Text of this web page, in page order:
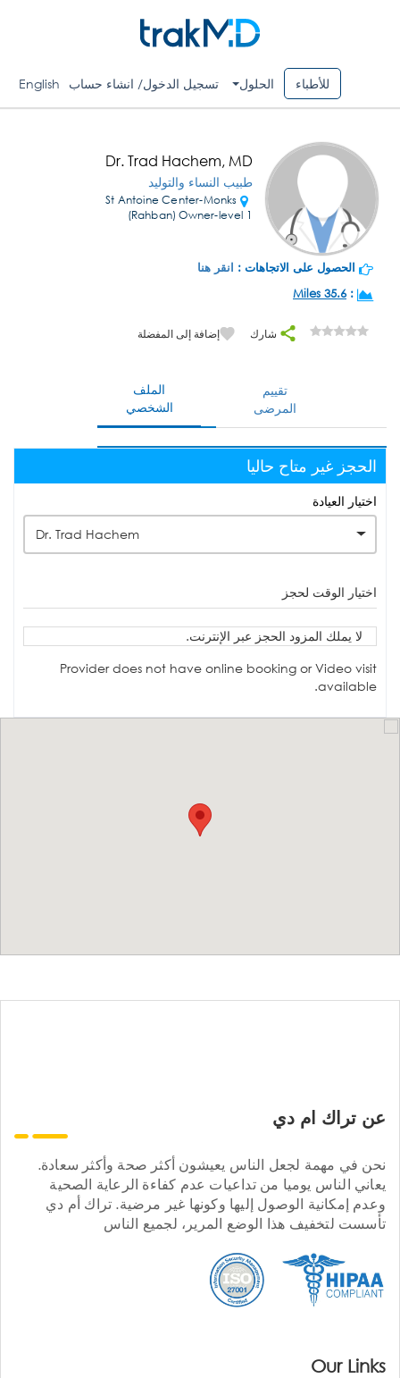
للأطباء الحلول تسجيل الدخول/ انشاء حساب English
Dr. Trad Hachem, MD
طبيب النساء والتوليد
St Antoine Center-Monks
(Rahban) Owner-level 1
الحصول على الاتجاهات : انقر هنا
:
35.6 Miles
شارك إضافة إلى المفضلة
الملف
الشخصي
تقييم
المرضى
الحجز غير متاح حاليا
اختيار العيادة
Dr. Trad Hachem
اختيار الوقت لحجز
لا يملك المزود الحجز عبر الإنترنت.
Provider does not have online booking or Video visit
available.
عن تراك ام دي
نحن في مهمة لجعل الناس يعيشون أكثر صحة وأكثر سعادة.
يعاني الناس يوميا من تداعيات عدم كفاءة الرعاية الصحية
وعدم إمكانية الوصول إليها وكونها غير مرضية. تراك أم دي
تأسست لتخفيف هذا الوضع المرير، لجميع الناس
Our Links